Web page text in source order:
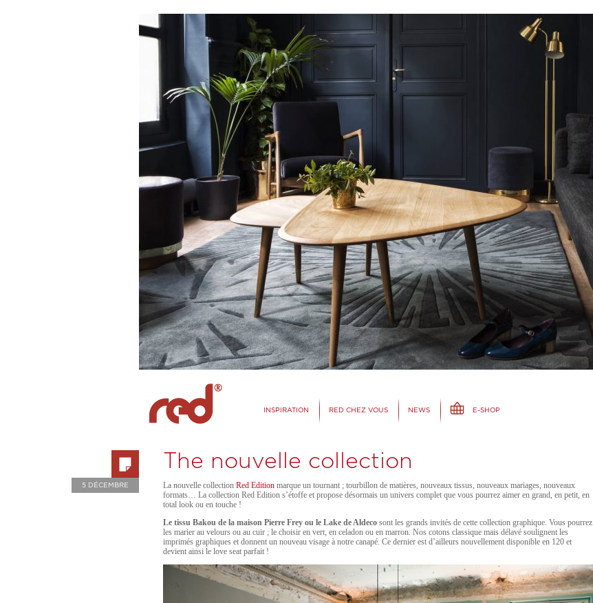
INSPIRATION RED CHEZ VOUS NEWS E-SHOP
5 DÉCEMBRE
The nouvelle collection
La nouvelle collection Red Edition marque un tournant ; tourbillon de matières, nouveaux tissus, nouveaux mariages, nouveaux
formats… La collection Red Edition s’étoffe et propose désormais un univers complet que vous pourrez aimer en grand, en petit, en
total look ou en touche !
Le tissu Bakou de la maison Pierre Frey ou le Lake de Aldeco sont les grands invités de cette collection graphique. Vous pourrez
les marier au velours ou au cuir ; le choisir en vert, en celadon ou en marron. Nos cotons classique mais délavé soulignent les
imprimés graphiques et donnent un nouveau visage à notre canapé. Ce dernier est d’ailleurs nouvellement disponible en 120 et
devient ainsi le love seat parfait !